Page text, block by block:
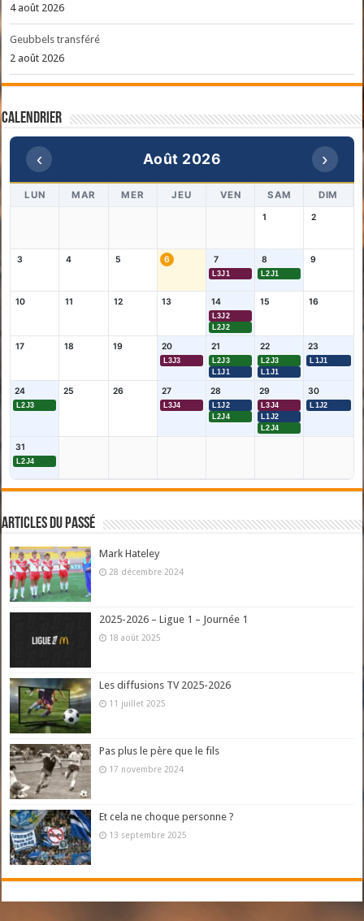
4 août 2026
Geubbels transféré
2 août 2026
Calendrier
‹ Août 2026 ›
LUN MAR MER JEU VEN SAM DIM
1 2
3 4 5 6 7
L3J1
8
L2J1
9
10 11 12 13 14
L3J2
L2J2
15 16
17 18 19 20
L3J3
21
L2J3
L1J1
22
L2J3
L1J1
23
L1J1
24
L2J3
25 26 27
L3J4
28
L1J2
L2J4
29
L3J4
L1J2
L2J4
30
L1J2
31
L2J4
Articles du passé
Mark Hateley
28 décembre 2024
2025-2026 – Ligue 1 – Journée 1
18 août 2025
Les diffusions TV 2025-2026
11 juillet 2025
Pas plus le père que le fils
17 novembre 2024
Et cela ne choque personne ?
13 septembre 2025